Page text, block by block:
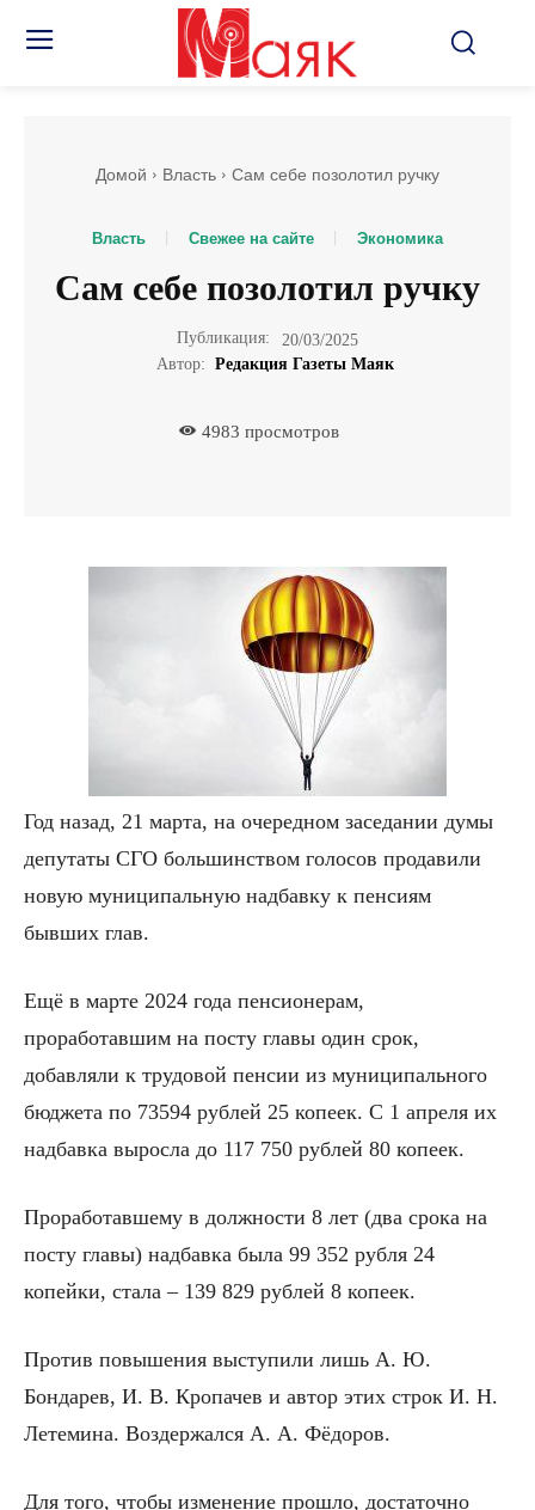
Домой Власть Сам себе позолотил ручку
Власть Свежее на сайте Экономика
Сам себе позолотил ручку
Публикация:
20/03/2025
Автор: Редакция Газеты Маяк
4983 просмотров
Год назад, 21 марта, на очередном заседании думы
депутаты СГО большинством голосов продавили
новую муниципальную надбавку к пенсиям
бывших глав.
Ещё в марте 2024 года пенсионерам,
проработавшим на посту главы один срок,
добавляли к трудовой пенсии из муниципального
бюджета по 73594 рублей 25 копеек. С 1 апреля их
надбавка выросла до 117 750 рублей 80 копеек.
Проработавшему в должности 8 лет (два срока на
посту главы) надбавка была 99 352 рубля 24
копейки, стала – 139 829 рублей 8 копеек.
Против повышения выступили лишь А. Ю.
Бондарев, И. В. Кропачев и автор этих строк И. Н.
Летемина. Воздержался А. А. Фёдоров.
Для того, чтобы изменение прошло, достаточно